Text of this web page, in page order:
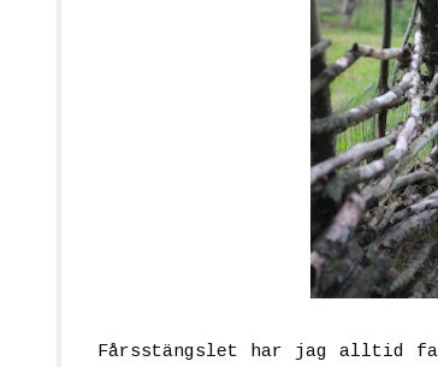
Fårsstängslet har jag alltid